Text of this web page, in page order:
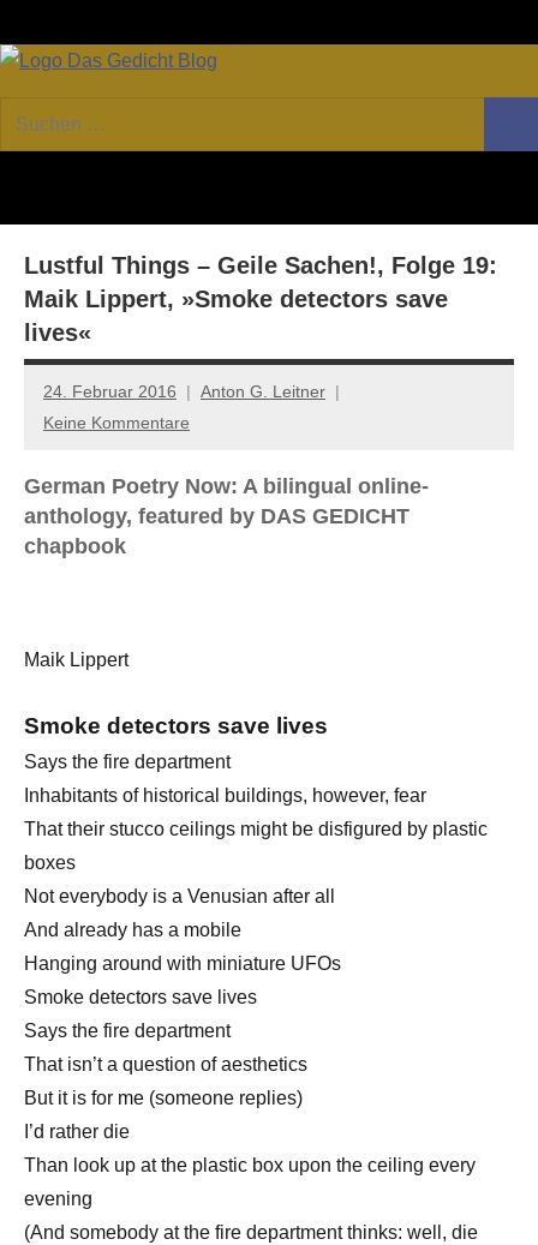
Inhalt
GEDICHT
Forum
von
Lyrik,
Essay
Suchen
nach:
Lustful Things – Geile Sachen!, Folge 19:
Maik Lippert, »Smoke detectors save
lives«
24. Februar 2016
Anton G. Leitner
Keine Kommentare
German Poetry Now: A bilingual online-
anthology, featured by DAS GEDICHT
chapbook
Maik Lippert
Smoke detectors save lives
Says the fire department
Inhabitants of historical buildings, however, fear
That their stucco ceilings might be disfigured by plastic
boxes
Not everybody is a Venusian after all
And already has a mobile
Hanging around with miniature UFOs
Smoke detectors save lives
Says the fire department
That isn’t a question of aesthetics
But it is for me (someone replies)
I’d rather die
Than look up at the plastic box upon the ceiling every
evening
(And somebody at the fire department thinks: well, die